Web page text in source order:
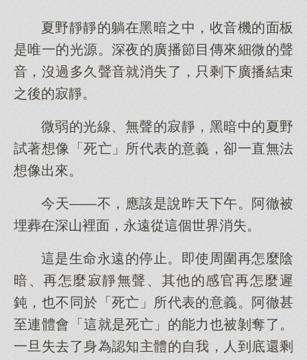
夏野靜靜的躺在黑暗之中，收音機的面板
是唯一的光源。深夜的廣播節目傳來細微的聲
音，沒過多久聲音就消失了，只剩下廣播結束
之後的寂靜。
微弱的光線、無聲的寂靜，黑暗中的夏野
試著想像「死亡」所代表的意義，卻一直無法
想像出來。
今天——不，應該是說昨天下午。阿徹被
埋葬在深山裡面，永遠從這個世界消失。
這是生命永遠的停止。即使周圍再怎麼陰
暗、再怎麼寂靜無聲、其他的感官再怎麼遲
鈍，也不同於「死亡」所代表的意義。阿徹甚
至連體會「這就是死亡」的能力也被剝奪了。
一旦失去了身為認知主體的自我，人到底還剩